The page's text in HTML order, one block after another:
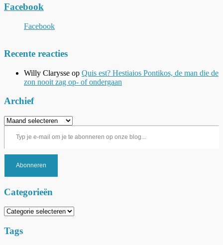
Facebook
Facebook
Recente reacties
Willy Clarysse op Quis est? Hestiaios Pontikos, de man die de
zon nooit zag op- of ondergaan
Archief
Archief
Typ je e-mail om je te abonneren op onze blog...
Abonneren
Categorieën
Categorieën
Tags